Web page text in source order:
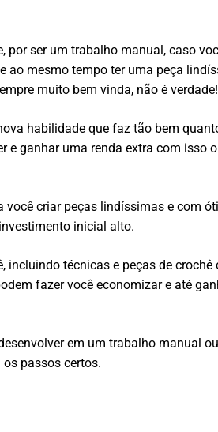
por ser um trabalho manual, caso
ao mesmo tempo ter uma peça
muito bem vinda, não é
habilidade que faz tão bem
e ganhar uma renda extra com isso
você criar peças lindíssimas e com
inicial alto.
incluindo técnicas e peças de
fazer você economizar e até
em um trabalho manual
passos certos.